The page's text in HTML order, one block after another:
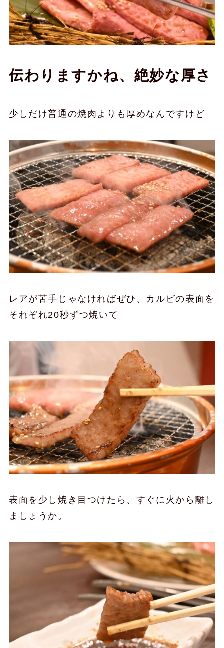
伝わりますかね、絶妙な厚さ
少しだけ普通の焼肉よりも厚めなんですけど
レアが苦手じゃなければぜひ、カルビの表面を
それぞれ20秒ずつ焼いて
表面を少し焼き目つけたら、すぐに火から離し
ましょうか。